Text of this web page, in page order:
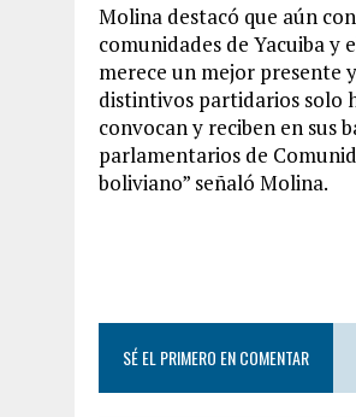
Molina destacó que aún
comunidades de Yacuiba y
merece un mejor presente
distintivos partidarios solo
convocan y reciben en sus
parlamentarios de
boliviano” señaló Molina.
SÉ EL PRIMERO EN COMENTAR